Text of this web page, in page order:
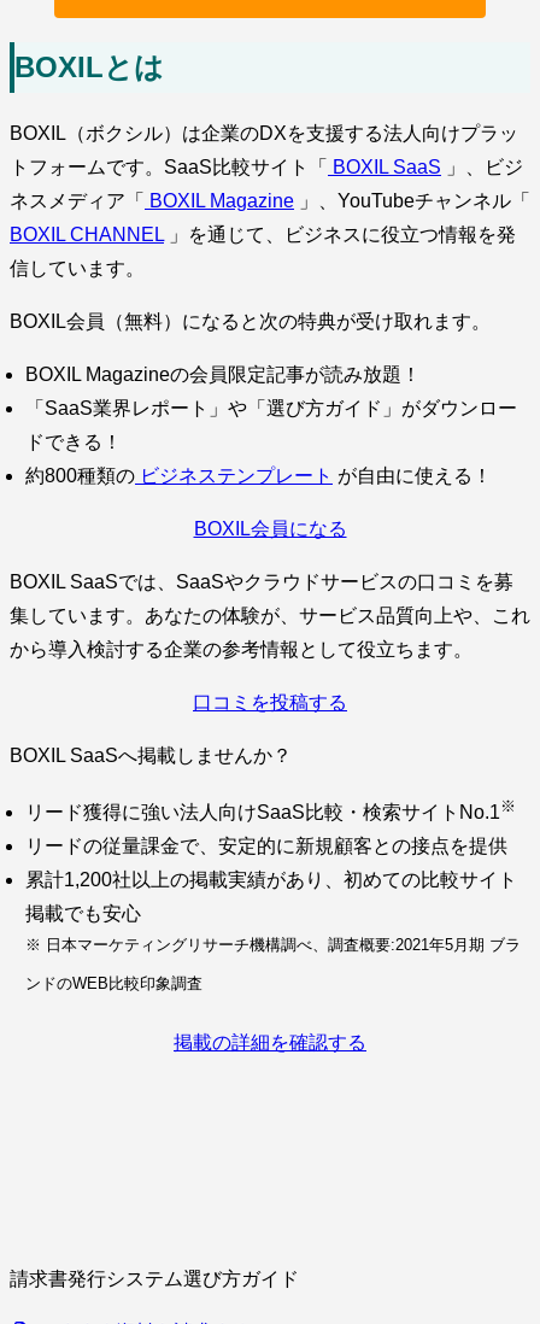
BOXILとは
BOXIL（ボクシル）は企業のDXを支援する法人向けプラッ
トフォームです。SaaS比較サイト「
BOXIL SaaS 」、ビジ
ネスメディア「
BOXIL Magazine 」、YouTubeチャンネル「
BOXIL CHANNEL 」を通じて、ビジネスに役立つ情報を発
信しています。
BOXIL会員（無料）になると次の特典が受け取れます。
BOXIL Magazineの会員限定記事が読み放題！
「SaaS業界レポート」や「選び方ガイド」がダウンロー
ドできる！
約800種類の ビジネステンプレート が自由に使える！
BOXIL会員になる
BOXIL SaaSでは、SaaSやクラウドサービスの口コミを募
集しています。あなたの体験が、サービス品質向上や、これ
から導入検討する企業の参考情報として役立ちます。
口コミを投稿する
BOXIL SaaSへ掲載しませんか？
リード獲得に強い法人向けSaaS比較・検索サイトNo.1※
リードの従量課金で、安定的に新規顧客との接点を提供
累計1,200社以上の掲載実績があり、初めての比較サイト
掲載でも安心
※ 日本マーケティングリサーチ機構調べ、調査概要:2021年5月期 ブラ
ンドのWEB比較印象調査
掲載の詳細を確認する
請求書発行システム選び方ガイド